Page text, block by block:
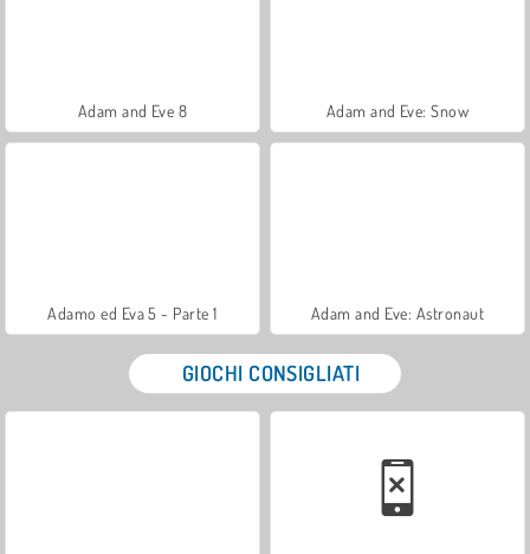
Adam and Eve 8 Adam and Eve: Snow
Adamo ed Eva 5 - Parte 1 Adam and Eve: Astronaut
GIOCHI CONSIGLIATI